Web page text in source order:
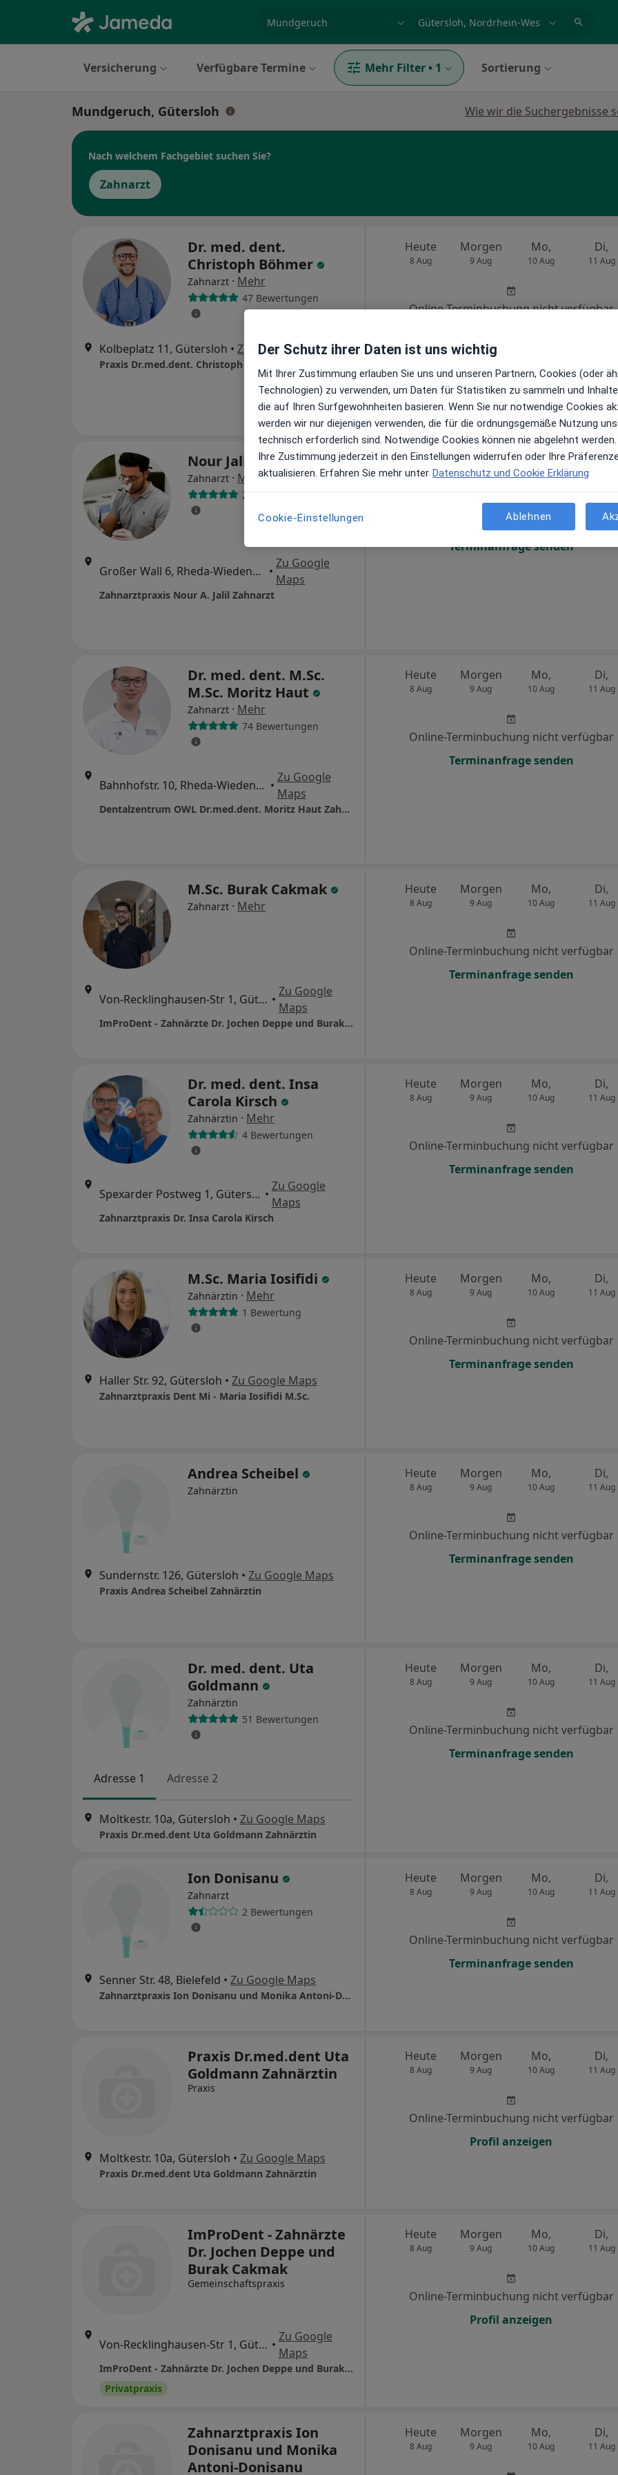
Versicherung Verfügbare Termine Mehr Filter • 1 Sortierung
Mundgeruch, Gütersloh Wie wir die Suchergebnisse
Nach welchem Fachgebiet suchen Sie?
Zahnarzt
Dr. med. dent.
Christoph Böhmer
Zahnarzt · Mehr
47 Bewertungen
Kolbeplatz 11, Gütersloh • Zu Google Maps
Praxis Dr.med.dent. Christoph Böhmer Zahnarzt
Heute
8 Aug
Morgen
9 Aug
Mo,
10 Aug
Di,
11 Aug
Online-Terminbuchung nicht verfügbar
Nour Jalil
Zahnarzt · Mehr
21 Bewertungen
Großer Wall 6, Rheda-Wiedenbrück •
Zu Google
Maps
Zahnarztpraxis Nour A. Jalil Zahnarzt
Heute
8 Aug
Morgen
9 Aug
Mo,
10 Aug
Di,
11 Aug
Online-Terminbuchung nicht verfügbar
Terminanfrage senden
Dr. med. dent. M.Sc.
M.Sc. Moritz Haut
Zahnarzt · Mehr
74 Bewertungen
Bahnhofstr. 10, Rheda-Wiedenbrück •
Zu Google
Maps
Dentalzentrum OWL Dr.med.dent. Moritz Haut Zahnarzt
Heute
8 Aug
Morgen
9 Aug
Mo,
10 Aug
Di,
11 Aug
Online-Terminbuchung nicht verfügbar
Terminanfrage senden
M.Sc. Burak Cakmak
Zahnarzt · Mehr
Von-Recklinghausen-Str 1, Gütersloh •
Zu Google
Maps
ImProDent - Zahnärzte Dr. Jochen Deppe und Burak Cakmak
Heute
8 Aug
Morgen
9 Aug
Mo,
10 Aug
Di,
11 Aug
Online-Terminbuchung nicht verfügbar
Terminanfrage senden
Dr. med. dent. Insa
Carola Kirsch
Zahnärztin · Mehr
4 Bewertungen
Spexarder Postweg 1, Gütersloh •
Zu Google
Maps
Zahnarztpraxis Dr. Insa Carola Kirsch
Heute
8 Aug
Morgen
9 Aug
Mo,
10 Aug
Di,
11 Aug
Online-Terminbuchung nicht verfügbar
Terminanfrage senden
M.Sc. Maria Iosifidi
Zahnärztin · Mehr
1 Bewertung
Haller Str. 92, Gütersloh • Zu Google Maps
Zahnarztpraxis Dent Mi - Maria Iosifidi M.Sc.
Heute
8 Aug
Morgen
9 Aug
Mo,
10 Aug
Di,
11 Aug
Online-Terminbuchung nicht verfügbar
Terminanfrage senden
Andrea Scheibel
Zahnärztin
Sundernstr. 126, Gütersloh • Zu Google Maps
Praxis Andrea Scheibel Zahnärztin
Heute
8 Aug
Morgen
9 Aug
Mo,
10 Aug
Di,
11 Aug
Online-Terminbuchung nicht verfügbar
Terminanfrage senden
Dr. med. dent. Uta
Goldmann
Zahnärztin
51 Bewertungen
Adresse 1 Adresse 2
Moltkestr. 10a, Gütersloh • Zu Google Maps
Praxis Dr.med.dent Uta Goldmann Zahnärztin
Heute
8 Aug
Morgen
9 Aug
Mo,
10 Aug
Di,
11 Aug
Online-Terminbuchung nicht verfügbar
Terminanfrage senden
Ion Donisanu
Zahnarzt
2 Bewertungen
Senner Str. 48, Bielefeld • Zu Google Maps
Zahnarztpraxis Ion Donisanu und Monika Antoni-Donisanu
Heute
8 Aug
Morgen
9 Aug
Mo,
10 Aug
Di,
11 Aug
Online-Terminbuchung nicht verfügbar
Terminanfrage senden
Praxis Dr.med.dent Uta
Goldmann Zahnärztin
Praxis
Moltkestr. 10a, Gütersloh • Zu Google Maps
Praxis Dr.med.dent Uta Goldmann Zahnärztin
Heute
8 Aug
Morgen
9 Aug
Mo,
10 Aug
Di,
11 Aug
Online-Terminbuchung nicht verfügbar
Profil anzeigen
ImProDent - Zahnärzte
Dr. Jochen Deppe und
Burak Cakmak
Gemeinschaftspraxis
Von-Recklinghausen-Str 1, Gütersloh •
Zu Google
Maps
ImProDent - Zahnärzte Dr. Jochen Deppe und Burak Cakmak
Privatpraxis
Heute
8 Aug
Morgen
9 Aug
Mo,
10 Aug
Di,
11 Aug
Online-Terminbuchung nicht verfügbar
Profil anzeigen
Zahnarztpraxis Ion
Donisanu und Monika
Antoni-Donisanu
Heute
8 Aug
Morgen
9 Aug
Mo,
10 Aug
Di,
11 Aug
Der Schutz ihrer Daten ist uns wichtig
Mit Ihrer Zustimmung erlauben Sie uns und unseren Partnern, Cookies (oder
Technologien) zu verwenden, um Daten für Statistiken zu sammeln und
die auf Ihren Surfgewohnheiten basieren. Wenn Sie nur notwendige Cookies
werden wir nur diejenigen verwenden, die für die ordnungsgemäße Nutzung
technisch erforderlich sind. Notwendige Cookies können nie abgelehnt werden.
Ihre Zustimmung jederzeit in den Einstellungen widerrufen oder Ihre
aktualisieren. Erfahren Sie mehr unter Datenschutz und Cookie Erklärung
Cookie-Einstellungen Ablehnen